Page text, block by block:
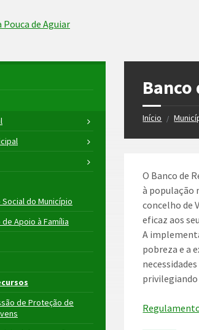
Banco
Início /
O Banco de
à população
concelho de
eficaz aos
A
pobreza e a
do Município
Apoio à Família
de Proteção de